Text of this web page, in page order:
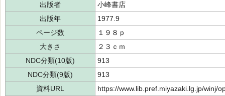
出版者
小峰書店
出版年
1977.9
ページ数
１９８ｐ
大きさ
２３ｃｍ
NDC分類(10版)
913
NDC分類(9版)
913
資料URL
https://www.lib.pref.miyazaki.lg.jp/winj/